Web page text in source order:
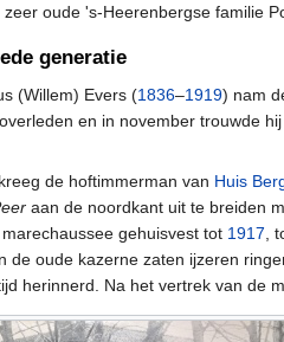
zeer oude 's-Heerenbergse familie
generatie
(Willem) Evers (1836–1919) nam
en in november trouwde
kreeg de hoftimmerman van Huis
aan de noordkant uit te breiden
gehuisvest tot 1917,
de oude kazerne zaten ijzeren
herinnerd. Na het vertrek van de